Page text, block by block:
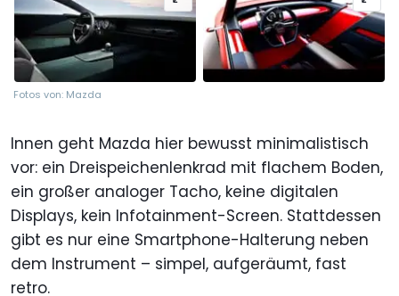
Fotos von: Mazda
Innen geht Mazda hier bewusst minimalistisch
vor: ein Dreispeichenlenkrad mit flachem Boden,
ein großer analoger Tacho, keine digitalen
Displays, kein Infotainment-Screen. Stattdessen
gibt es nur eine Smartphone-Halterung neben
dem Instrument – simpel, aufgeräumt, fast
retro.